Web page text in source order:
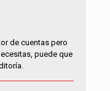
de cuentas pero
puede que